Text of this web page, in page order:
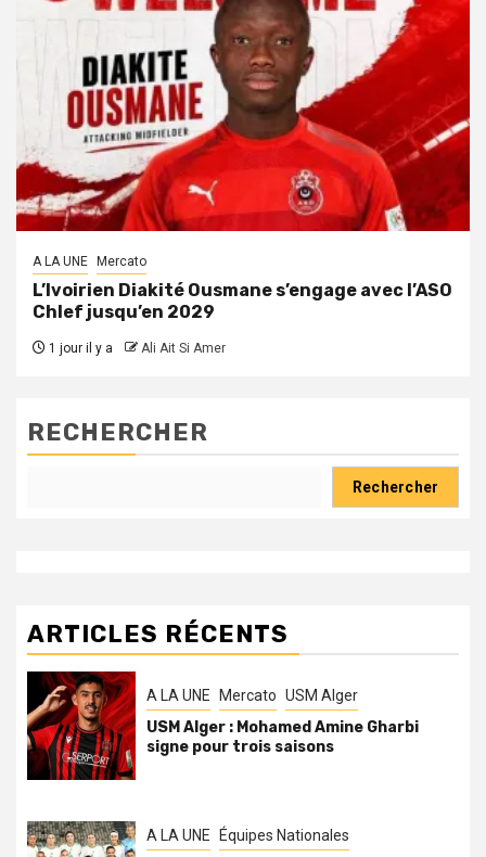
A LA UNE Mercato
L’Ivoirien Diakité Ousmane s’engage avec l’ASO
Chlef jusqu’en 2029
1 jour il y a Ali Ait Si Amer
RECHERCHER
Rechercher
ARTICLES RÉCENTS
A LA UNE Mercato USM Alger
USM Alger : Mohamed Amine Gharbi
signe pour trois saisons
A LA UNE Équipes Nationales